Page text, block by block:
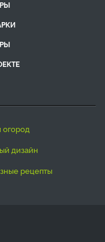
огород
дизайн
рецепты